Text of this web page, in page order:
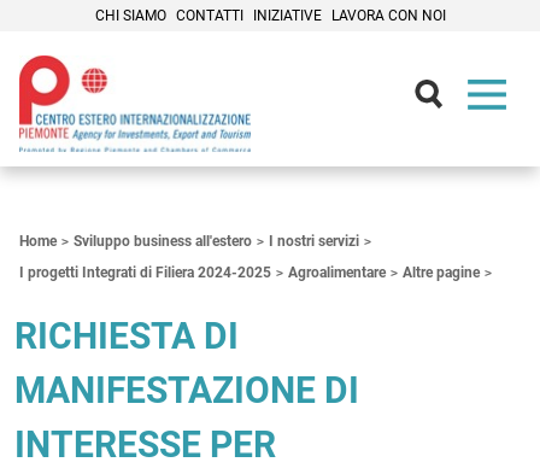
CHI SIAMO CONTATTI INIZIATIVE LAVORA CON NOI
Home Sviluppo business all'estero
I nostri servizi
I progetti Integrati di Filiera 2024-2025
Agroalimentare Altre pagine
RICHIESTA DI
MANIFESTAZIONE DI
INTERESSE PER